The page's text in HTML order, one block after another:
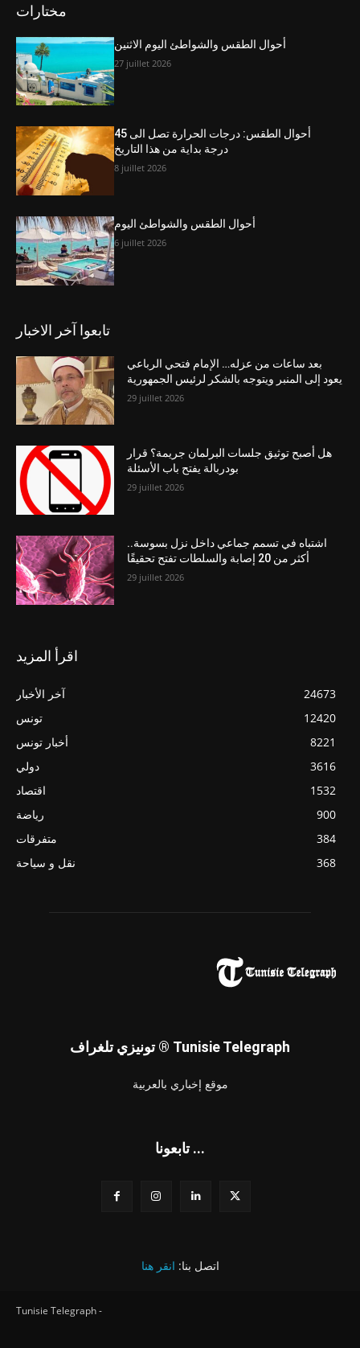
مختارات
أحوال الطقس والشواطئ اليوم الاثنين
27 juillet 2026
أحوال الطقس: درجات الحرارة تصل الى 45
درجة بداية من هذا التاريخ
8 juillet 2026
أحوال الطقس والشواطئ اليوم
6 juillet 2026
تابعوا آخر الاخبار
بعد ساعات من عزله… الإمام فتحي الرباعي
يعود إلى المنبر ويتوجه بالشكر لرئيس الجمهورية
29 juillet 2026
هل أصبح توثيق جلسات البرلمان جريمة؟ قرار
بودربالة يفتح باب الأسئلة
29 juillet 2026
اشتباه في تسمم جماعي داخل نزل بسوسة..
أكثر من 20 إصابة والسلطات تفتح تحقيقًا
29 juillet 2026
اقرأ المزيد
آخر الأخبار
24673
تونس
12420
أخبار تونس
8221
دولي
3616
اقتصاد
1532
رياضة
900
متفرقات
384
نقل و سياحة
368
تونيزي تلغراف ® Tunisie Telegraph
موقع إخباري بالعربية
تابعونا ...
اتصل بنا: انقر هنا
Tunisie Telegraph -